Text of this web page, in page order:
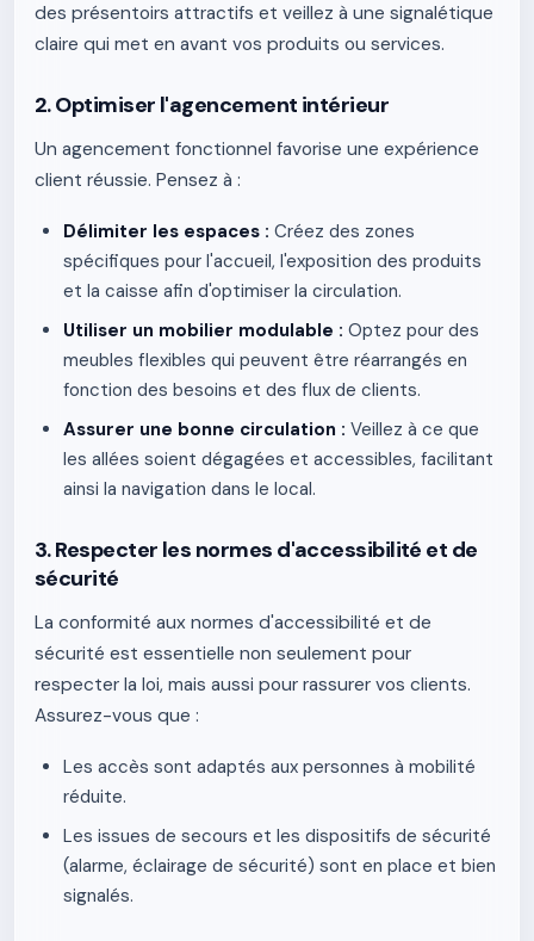
des présentoirs attractifs et veillez à une signalétique
claire qui met en avant vos produits ou services.
2. Optimiser l'agencement intérieur
Un agencement fonctionnel favorise une expérience
client réussie. Pensez à :
Délimiter les espaces : Créez des zones
spécifiques pour l'accueil, l'exposition des produits
et la caisse afin d'optimiser la circulation.
Utiliser un mobilier modulable : Optez pour des
meubles flexibles qui peuvent être réarrangés en
fonction des besoins et des flux de clients.
Assurer une bonne circulation : Veillez à ce que
les allées soient dégagées et accessibles, facilitant
ainsi la navigation dans le local.
3. Respecter les normes d'accessibilité et de
sécurité
La conformité aux normes d'accessibilité et de
sécurité est essentielle non seulement pour
respecter la loi, mais aussi pour rassurer vos clients.
Assurez-vous que :
Les accès sont adaptés aux personnes à mobilité
réduite.
Les issues de secours et les dispositifs de sécurité
(alarme, éclairage de sécurité) sont en place et bien
signalés.